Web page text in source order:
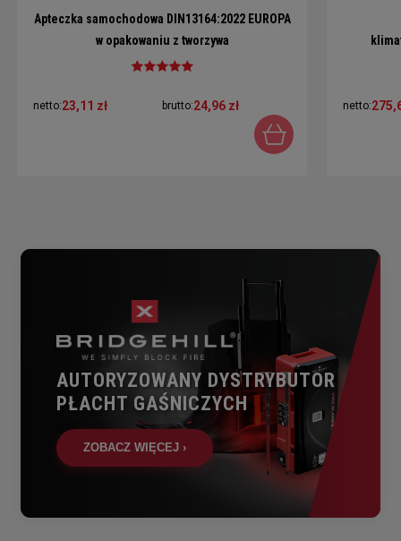
Apteczka samochodowa DIN13164:2022 EUROPA
w opakowaniu z tworzywa
netto:23,11 zł brutto:24,96 zł netto:
AUTORYZOWANY DYSTRYBUTOR
PŁACHT GAŚNICZYCH
ZOBACZ WIĘCEJ ›